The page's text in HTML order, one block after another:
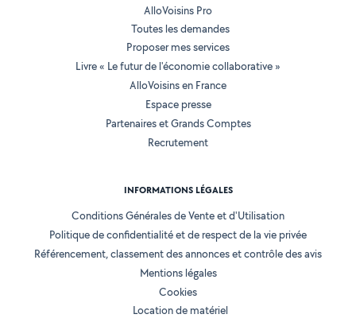
AlloVoisins Pro
Toutes les demandes
Proposer mes services
Livre « Le futur de l'économie collaborative »
AlloVoisins en France
Espace presse
Partenaires et Grands Comptes
Recrutement
INFORMATIONS LÉGALES
Conditions Générales de Vente et d'Utilisation
Politique de confidentialité et de respect de la vie privée
Référencement, classement des annonces et contrôle des avis
Mentions légales
Cookies
Location de matériel